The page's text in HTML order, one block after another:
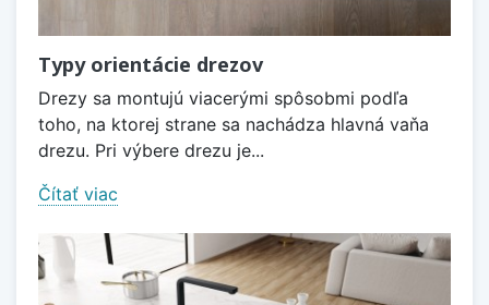
Typy orientácie drezov
Drezy sa montujú viacerými spôsobmi podľa
toho, na ktorej strane sa nachádza hlavná vaňa
drezu. Pri výbere drezu je...
Čítať viac